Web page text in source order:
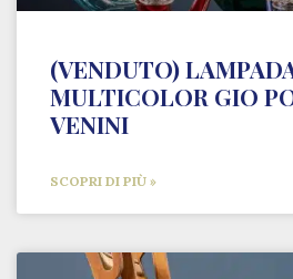
(VENDUTO)
MULTICOLOR GIO
VENINI
SCOPRI DI PIÙ »